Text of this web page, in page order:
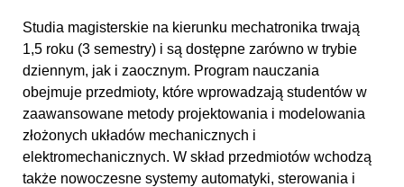
Studia magisterskie na kierunku mechatronika trwają
1,5 roku (3 semestry) i są dostępne zarówno w trybie
dziennym, jak i zaocznym. Program nauczania
obejmuje przedmioty, które wprowadzają studentów w
zaawansowane metody projektowania i modelowania
złożonych układów mechanicznych i
elektromechanicznych. W skład przedmiotów wchodzą
także nowoczesne systemy automatyki, sterowania i